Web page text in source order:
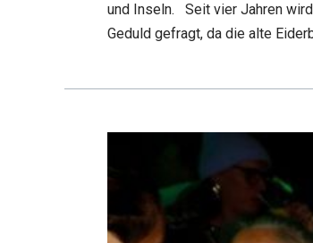
und Inseln. Seit vier Jahren
Geduld gefragt, da die alte